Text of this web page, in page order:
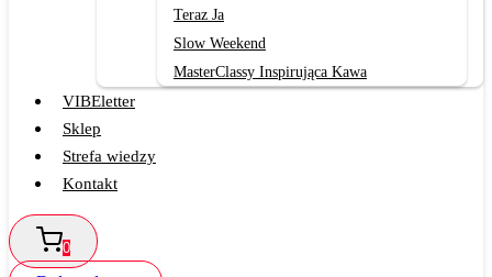
Teraz Ja
Slow Weekend
MasterClassy Inspirująca Kawa
VIBEletter
Sklep
Strefa wiedzy
Kontakt
0